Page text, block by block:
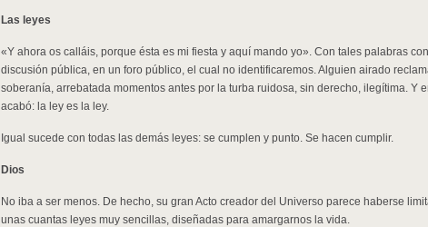
Las leyes
«Y ahora os calláis, porque ésta es mi fiesta y aquí mando yo». Con tales palabras
discusión pública, en un foro público, el cual no identificaremos. Alguien airado
soberanía, arrebatada momentos antes por la turba ruidosa, sin derecho, ilegítima. Y
acabó: la ley es la ley.
Igual sucede con todas las demás leyes: se cumplen y punto. Se hacen cumplir.
Dios
No iba a ser menos. De hecho, su gran Acto creador del Universo parece haberse
unas cuantas leyes muy sencillas, diseñadas para amargarnos la vida.